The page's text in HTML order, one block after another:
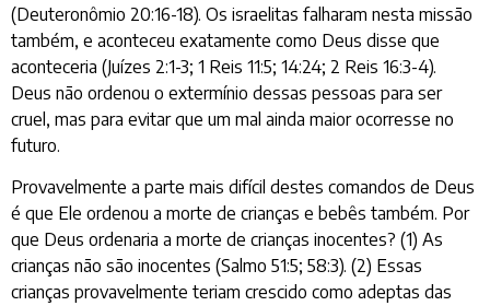
(Deuteronômio 20:16-18). Os israelitas falharam nesta missão
também, e aconteceu exatamente como Deus disse que
aconteceria (Juízes 2:1-3; 1 Reis 11:5; 14:24; 2 Reis 16:3-4).
Deus não ordenou o extermínio dessas pessoas para ser
cruel, mas para evitar que um mal ainda maior ocorresse no
futuro.
Provavelmente a parte mais difícil destes comandos de Deus
é que Ele ordenou a morte de crianças e bebês também. Por
que Deus ordenaria a morte de crianças inocentes? (1) As
crianças não são inocentes (Salmo 51:5; 58:3). (2) Essas
crianças provavelmente teriam crescido como adeptas das